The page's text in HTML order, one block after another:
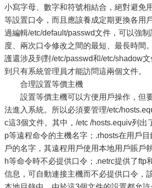
小寫字母、數字和符號相結合，絕對避免
等設置口令，而且應該養成定期更換各用
過編輯/etc/default/passwd文件，可以強
度、兩次口令修改之間的最短、最長時間
護還涉及到對/etc/passwd和/etc/shadow
到只有系統管理員才能訪問這兩個文件。
合理設置等價主機
設置等價主機可以方便用戶操作，但
法進入系統。所以必須要管理/etc/
c這3個文件。其中，/etc /hosts.equiv列出
p等遠程命令的主機名字；.rhosts在用戶
戶的名字，其遠程用戶使用本地用戶賬戶
h等命令時不必提供口令；.netrc提供了ftp
信息，可自動連接主機而不必提供口令，